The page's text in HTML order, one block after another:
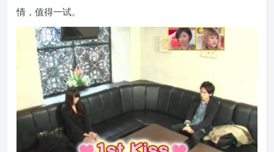
情，值得一试。